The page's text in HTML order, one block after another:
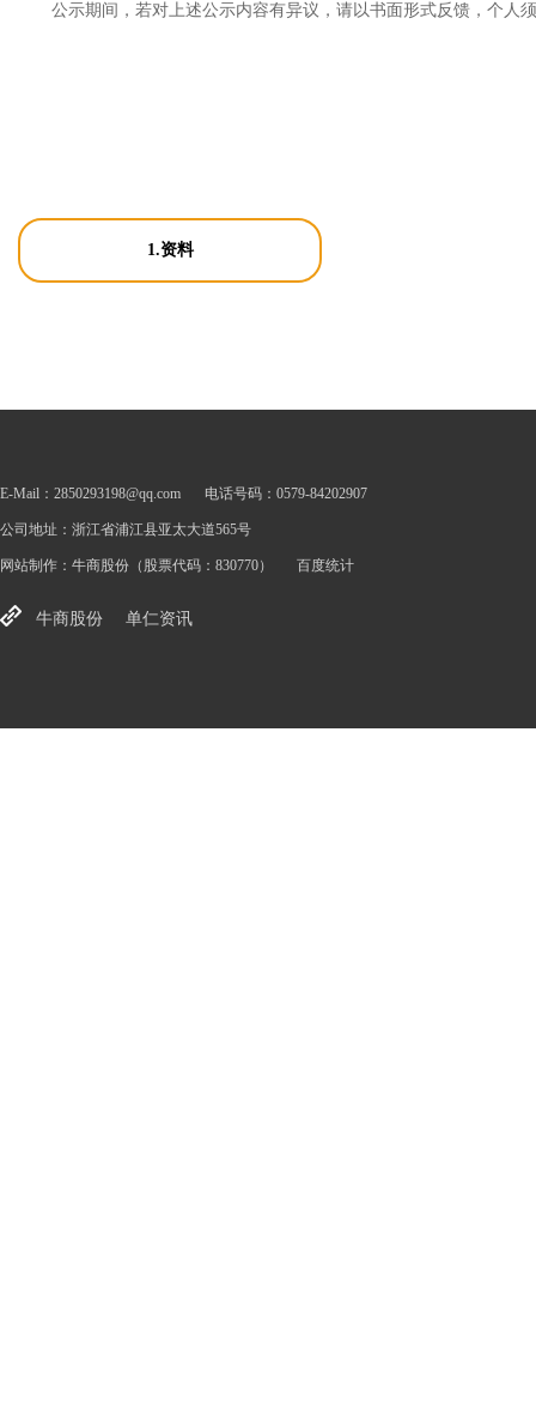
公示期间，若对上述公示内容有异议，请以书面形式反馈，个人
1.资料
E-Mail：2850293198@qq.com 电话号码：0579-84202907
公司地址：浙江省浦江县亚太大道565号
网站制作： 牛商股份 （股票代码：830770） 百度统计
牛商股份 单仁资讯